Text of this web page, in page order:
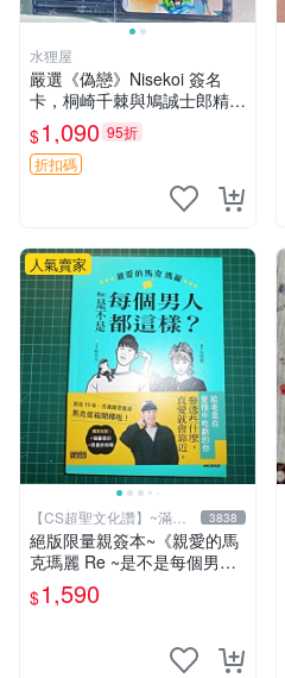
水狸屋
嚴選《偽戀》Nisekoi 簽名
卡，桐崎千棘與鳩誠士郎精美
周邊，3寸日版中古帶原裝卡
磚，國內直郵 偽戀 Nisekoi
簽名卡 桐崎千棘
$1,090 95折
折扣碼
人氣賣家
【CS超聖文化讚】~滿千
元送運
3838
絕版限量親簽本~《親愛的馬
克瑪麗 Re ~是不是每個男人
都這樣？（附贈快速通關信
封）》附書腰 歐馬克 吳瑪麗
$1,590